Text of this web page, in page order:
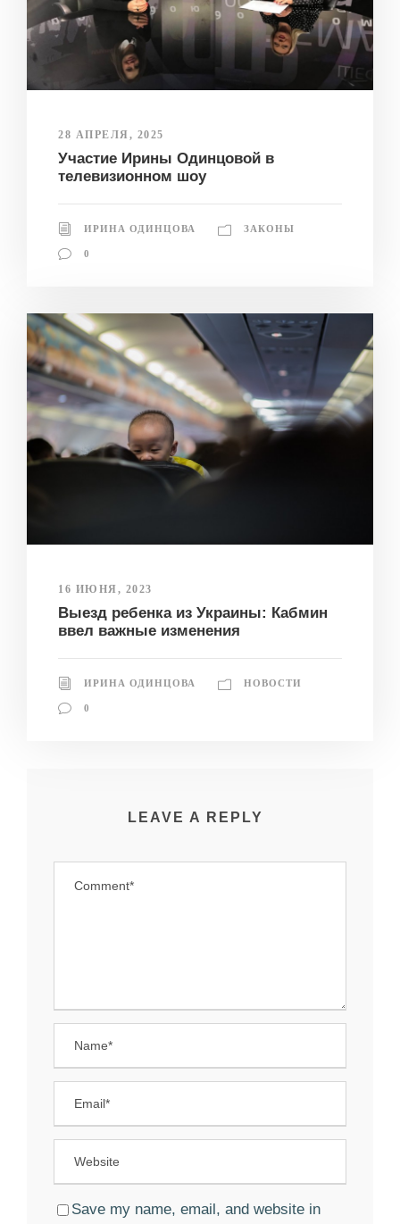
28 АПРЕЛЯ, 2025
Участие Ирины Одинцовой в
телевизионном шоу
ИРИНА ОДИНЦОВА ЗАКОНЫ
0
16 ИЮНЯ, 2023
Выезд ребенка из Украины: Кабмин
ввел важные изменения
ИРИНА ОДИНЦОВА НОВОСТИ
0
LEAVE A REPLY
Save my name, email, and website in